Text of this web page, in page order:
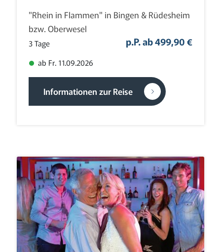
"Rhein in Flammen" in Bingen & Rüdesheim
bzw. Oberwesel
3 Tage
ab Fr. 11.09.2026
p.P. ab 499,90 €
Informationen zur Reise